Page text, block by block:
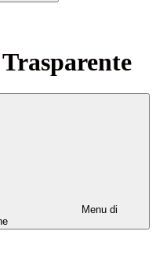
Menu di